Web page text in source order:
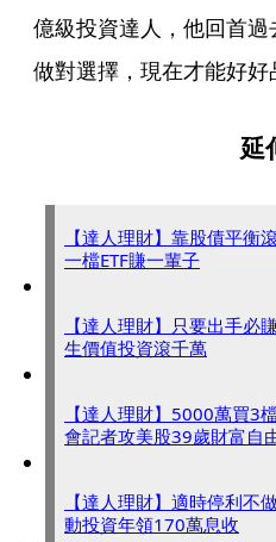
億級投資達人，他回首
做對選擇，現在才能好好
延
【達人理財】靠股債平
一檔ETF賺一輩子
【達人理財】只要出手
生價值投資滾千萬
【達人理財】5000萬買3
會記者攻美股39歲財富自
【達人理財】適時停利
動投資年領170萬息收